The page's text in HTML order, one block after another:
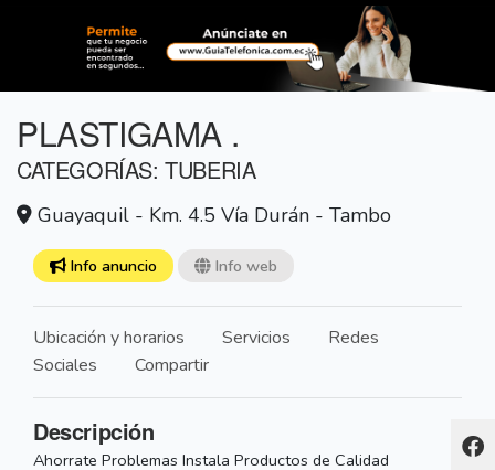
PLASTIGAMA .
CATEGORÍAS: TUBERIA
Guayaquil - Km. 4.5 Vía Durán - Tambo
Info anuncio Info web
Ubicación y horarios Servicios
Redes
Sociales
Compartir
Descripción
Ahorrate Problemas Instala Productos de Calidad